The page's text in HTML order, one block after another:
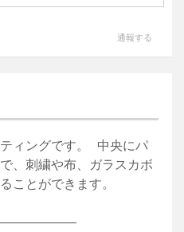
通報する
ィングです。 中央にパ
、刺繍や布、ガラスカボ
ことができます。